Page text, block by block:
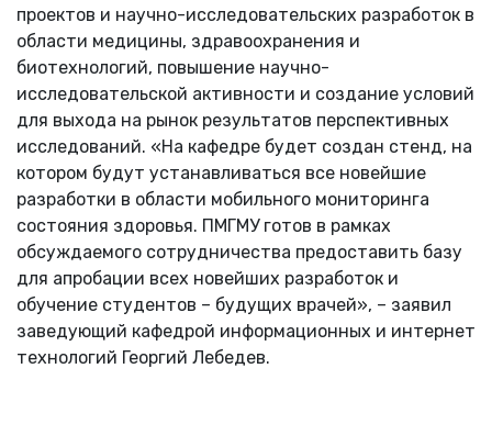
проектов и научно-исследовательских разработок в
области медицины, здравоохранения и
биотехнологий, повышение научно-
исследовательской активности и создание условий
для выхода на рынок результатов перспективных
исследований. «На кафедре будет создан стенд, на
котором будут устанавливаться все новейшие
разработки в области мобильного мониторинга
состояния здоровья. ПМГМУ готов в рамках
обсуждаемого сотрудничества предоставить базу
для апробации всех новейших разработок и
обучение студентов – будущих врачей», – заявил
заведующий кафедрой информационных и интернет
технологий Георгий Лебедев.